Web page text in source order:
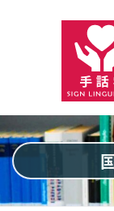
ッ
プ
移
動